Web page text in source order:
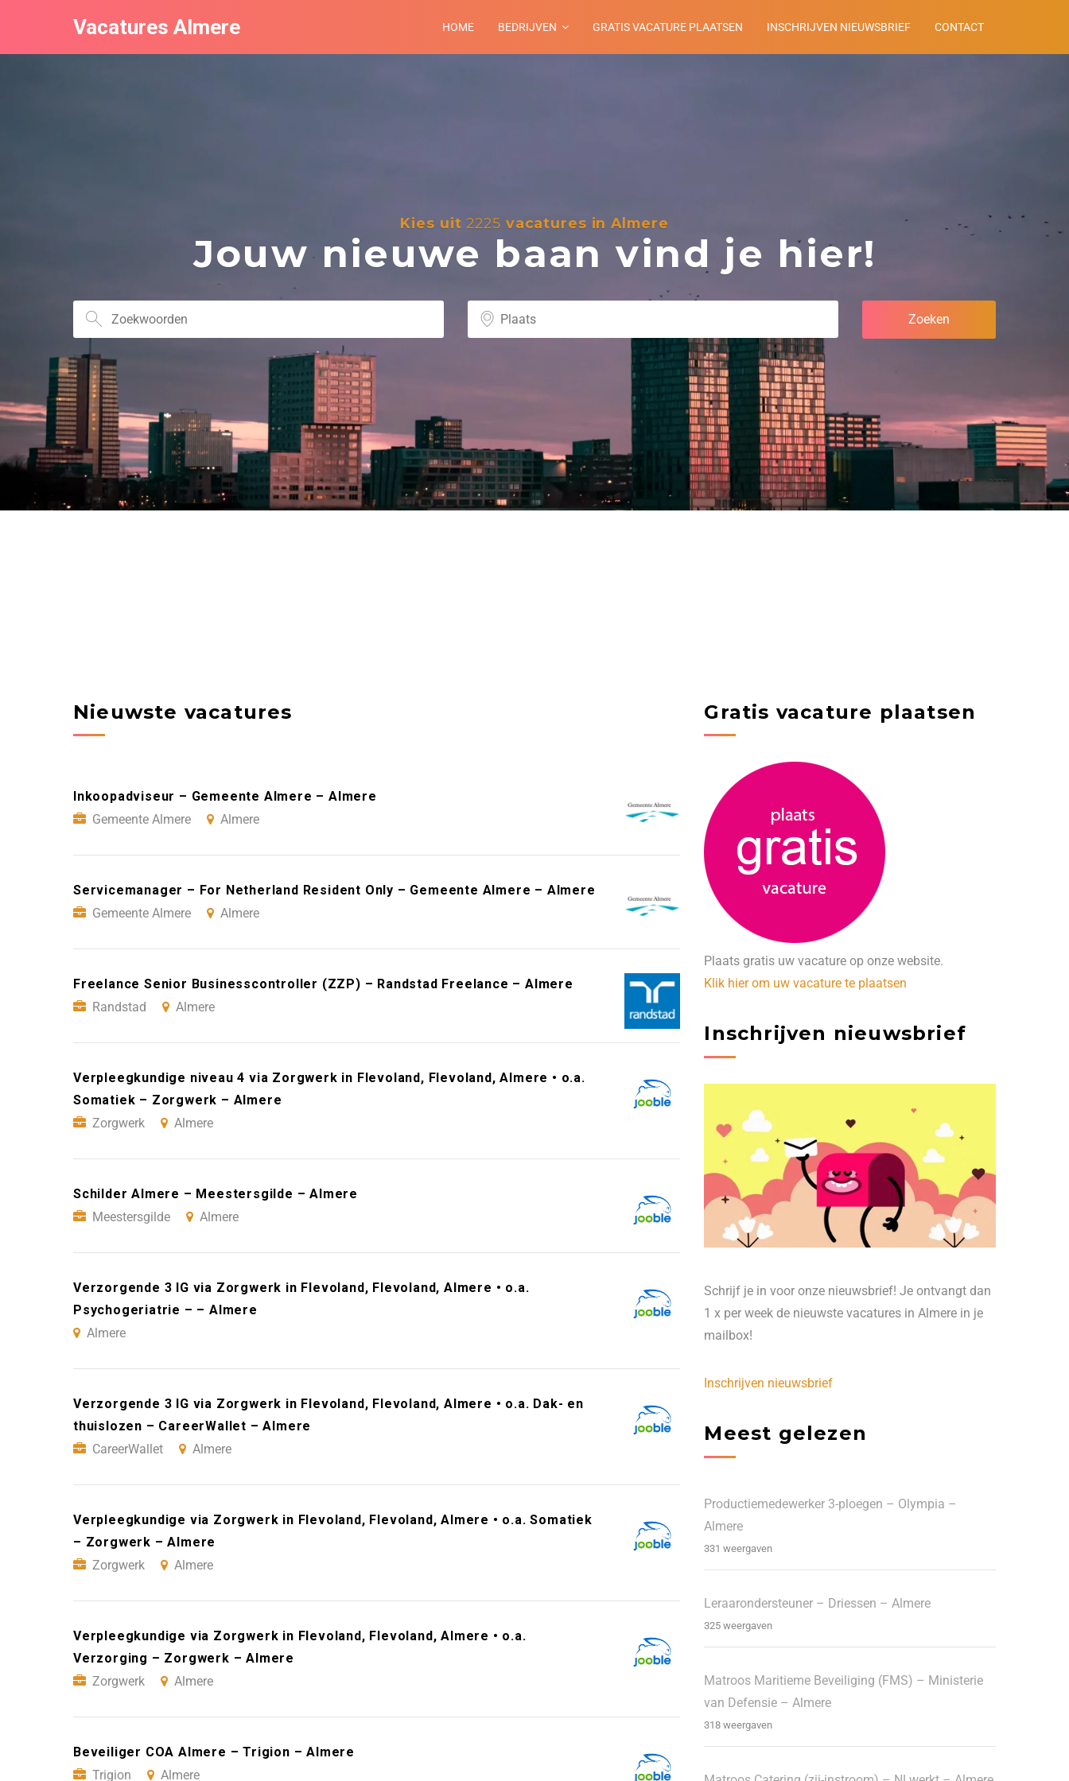
Vacatures Almere HOME BEDRIJVEN GRATIS VACATURE PLAATSEN INSCHRIJVEN NIEUWSBRIEF CONTACT
Kies uit2225 vacatures in Almere
Jouw nieuwe baan vind je hier!
Nieuwste vacatures
Inkoopadviseur – Gemeente Almere – Almere
Gemeente Almere
Almere
Servicemanager – For Netherland Resident Only – Gemeente Almere – Almere
Gemeente Almere
Almere
Freelance Senior Businesscontroller (ZZP) – Randstad Freelance – Almere
Randstad
Almere
Verpleegkundige niveau 4 via Zorgwerk in Flevoland, Flevoland, Almere • o.a.
Somatiek – Zorgwerk – Almere
Zorgwerk
Almere
Schilder Almere – Meestersgilde – Almere
Meestersgilde
Almere
Verzorgende 3 IG via Zorgwerk in Flevoland, Flevoland, Almere • o.a.
Psychogeriatrie – – Almere
Almere
Verzorgende 3 IG via Zorgwerk in Flevoland, Flevoland, Almere • o.a. Dak- en
thuislozen – CareerWallet – Almere
CareerWallet
Almere
Verpleegkundige via Zorgwerk in Flevoland, Flevoland, Almere • o.a. Somatiek
– Zorgwerk – Almere
Zorgwerk
Almere
Verpleegkundige via Zorgwerk in Flevoland, Flevoland, Almere • o.a.
Verzorging – Zorgwerk – Almere
Zorgwerk
Almere
Beveiliger COA Almere – Trigion – Almere
Trigion
Almere
Gratis vacature plaatsen
Plaats gratis uw vacature op onze website.
Klik hier om uw vacature te plaatsen
Inschrijven nieuwsbrief
Schrijf je in voor onze nieuwsbrief! Je ontvangt dan
1 x per week de nieuwste vacatures in Almere in je
mailbox!
Inschrijven nieuwsbrief
Meest gelezen
Productiemedewerker 3-ploegen – Olympia –
Almere
331 weergaven
Leraarondersteuner – Driessen – Almere
325 weergaven
Matroos Maritieme Beveiliging (FMS) – Ministerie
van Defensie – Almere
318 weergaven